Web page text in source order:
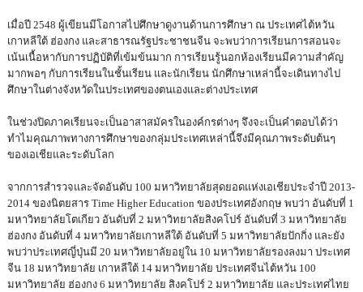
เมื่อปี 2548 ผู้เขียนมีโอกาสไปศึกษาดูงานด้านการศึกษา ณ ประเทศไต้หวัน
เกาหลีใต้ ฮ่องกง และสาธารณรัฐประชาชนจีน จะพบว่าการเรียนการสอนจะ
เน้นเนื้อหากับการปฏิบัติที่เข้มข้นมาก การเรียนรู้นอกห้องเรียนมีความสำคัญ
มากพอๆ กับการเรียนในชั้นเรียน และนักเรียน นักศึกษาเหล่านี้จะเดินทางไป
ศึกษาในต่างจังหวัดในประเทศของตนเองและต่างประเทศ
ในช่วงปิดภาคเรียนจะเป็นอาสาสมัครในองค์กรต่างๆ จึงจะเป็นคำตอบได้ว่า
ทำไมคุณภาพทางการศึกษาของกลุ่มประเทศเหล่านี้จึงมีคุณภาพระดับต้นๆ
ของเอเชียและระดับโลก
จากการสำรวจและจัดอันดับ 100 มหาวิทยาลัยสุดยอดแห่งเอเชียประจำปี 2013-
2014 ของนิตยสาร Time Higher Education ของประเทศอังกฤษ พบว่า อันดับที่ 1
มหาวิทยาลัยโตเกียว อันดับที่ 2 มหาวิทยาลัยสิงคโปร์ อันดับที่ 3 มหาวิทยาลัย
ฮ่องกง อันดับที่ 4 มหาวิทยาลัยเกาหลีใต้ อันดับที่ 5 มหาวิทยาลัยปักกิ่ง และยัง
พบว่าประเทศญี่ปุ่นมี 20 มหาวิทยาลัยอยู่ใน 10 มหาวิทยาลัยรองลงมา ประเทศ
จีน 18 มหาวิทยาลัย เกาหลีใต้ 14 มหาวิทยาลัย ประเทศจีนไต้หวัน 100
มหาวิทยาลัย ฮ่องกง 6 มหาวิทยาลัย สิงคโปร์ 2 มหาวิทยาลัย และประเทศไทย